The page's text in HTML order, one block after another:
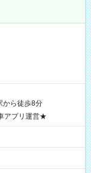
から徒歩8分
アプリ運営★